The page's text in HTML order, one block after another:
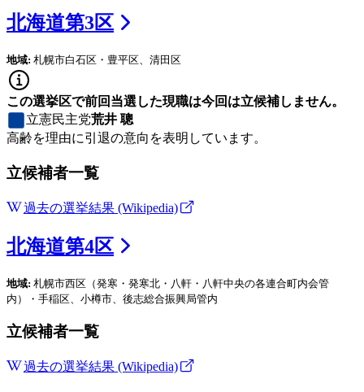
北海道第3区
地域: 札幌市白石区・豊平区、清田区
この選挙区で前回当選した現職は今回は立候補しません。
立憲民主党荒井 聰
高齢を理由に引退の意向を表明しています。
立候補者一覧
過去の選挙結果 (Wikipedia)
北海道第4区
地域: 札幌市西区（発寒・発寒北・八軒・八軒中央の各連合町内会管
内）・手稲区、小樽市、後志総合振興局管内
立候補者一覧
過去の選挙結果 (Wikipedia)